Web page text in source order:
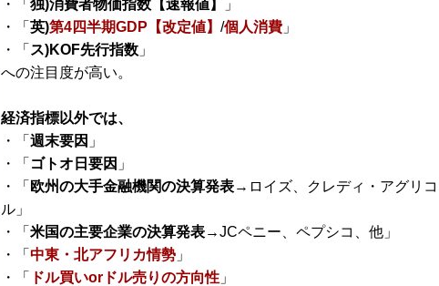
・「 独)消費者物価指数【速報値】
」
・「 英)第4四半期GDP【改定値】 /個人消費 」
・「 ス)KOF先行指数 」
への注目度が高い。
経済指標以外では、
・「 週末要因 」
・「 ゴトオ日要因 」
・「 欧州の大手金融機関の決算発表→ロイズ、クレディ・アグリコ
ル」
・「 米国の主要企業の決算発表→JCペニー、ペプシコ、他」
・「 中東・北アフリカ情勢 」
・「
ドル買いorドル売りの方向性 」